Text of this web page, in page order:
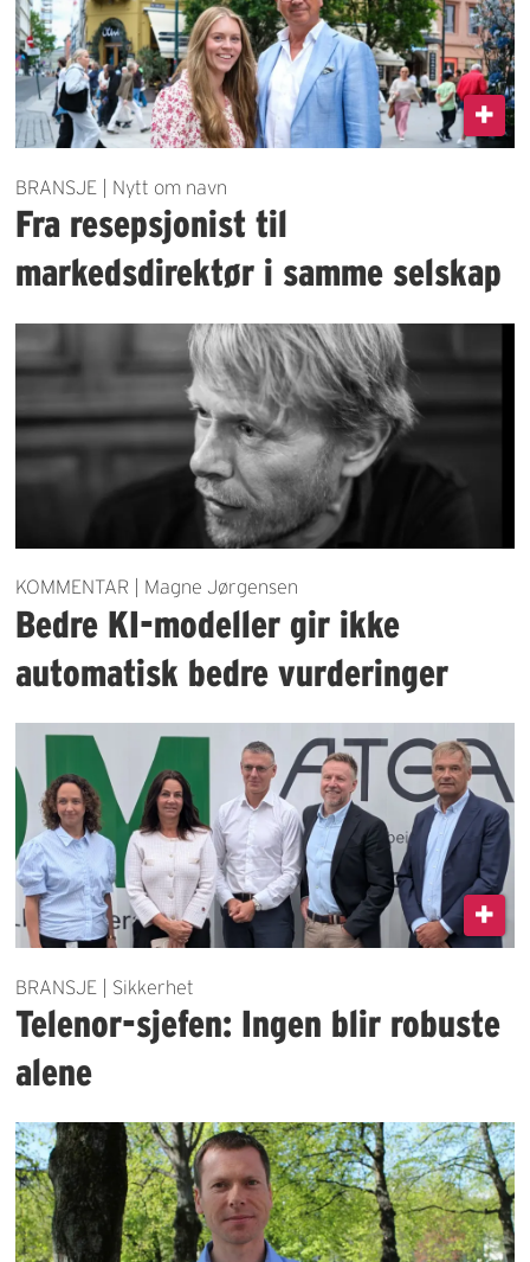
BRANSJE | Nytt om navn
Fra resepsjonist til
markedsdirektør i samme selskap
KOMMENTAR | Magne Jørgensen
Bedre KI-modeller gir ikke
automatisk bedre vurderinger
BRANSJE | Sikkerhet
Telenor-sjefen: Ingen blir robuste
alene